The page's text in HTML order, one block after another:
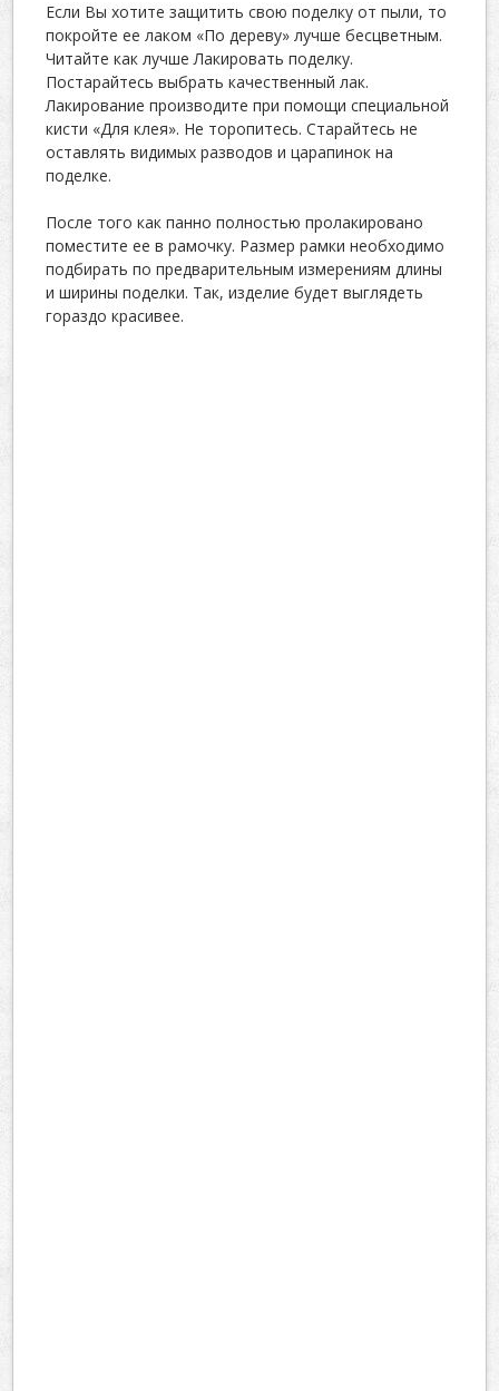
Если Вы хотите защитить свою поделку от пыли, то
покройте ее лаком «По дереву» лучше бесцветным.
Читайте как лучше Лакировать поделку.
Постарайтесь выбрать качественный лак.
Лакирование производите при помощи специальной
кисти «Для клея». Не торопитесь. Старайтесь не
оставлять видимых разводов и царапинок на
поделке.
После того как панно полностью пролакировано
поместите ее в рамочку. Размер рамки необходимо
подбирать по предварительным измерениям длины
и ширины поделки. Так, изделие будет выглядеть
гораздо красивее.